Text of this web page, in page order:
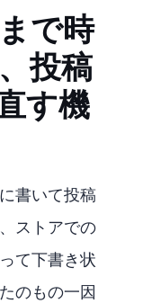
で時
投稿
す機
書いて投稿
ストアでの
て下書き状
のもの一因